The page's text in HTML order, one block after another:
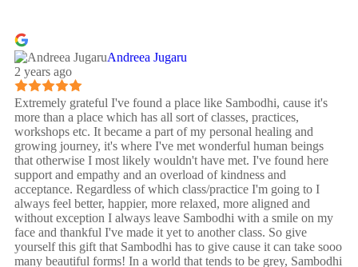
Andreea Jugaru
2 years ago
Extremely grateful I've found a place like Sambodhi, cause it's
more than a place which has all sort of classes, practices,
workshops etc. It became a part of my personal healing and
growing journey, it's where I've met wonderful human beings
that otherwise I most likely wouldn't have met. I've found here
support and empathy and an overload of kindness and
acceptance. Regardless of which class/practice I'm going to I
always feel better, happier, more relaxed, more aligned and
without exception I always leave Sambodhi with a smile on my
face and thankful I've made it yet to another class. So give
yourself this gift that Sambodhi has to give cause it can take sooo
many beautiful forms! In a world that tends to be grey, Sambodhi